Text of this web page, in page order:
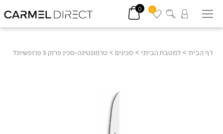
0
0
דף הבית > למטבח הביתי > סכינים > טרמונטינה-סכין פרוק 5 פרופשיונל